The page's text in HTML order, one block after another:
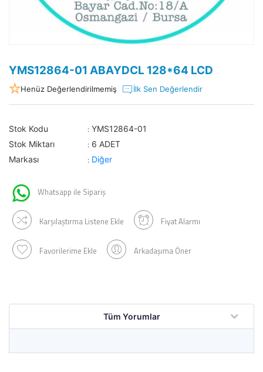
YMS12864-01 ABAYDCL 128*64 LCD
Henüz Değerlendirilmemiş İlk Sen Değerlendir
Stok Kodu : YMS12864-01
Stok Miktarı
: 6 ADET
Markası
: Diğer
Whatsapp ile Sipariş
Karşılaştırma Listene Ekle Fiyat Alarmı
Favorilerime Ekle Arkadaşıma Öner
Tüm Yorumlar